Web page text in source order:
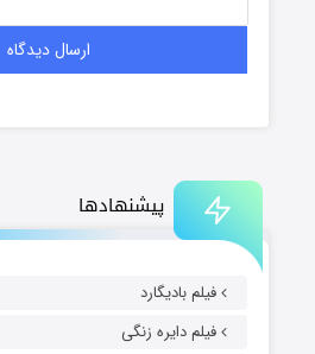
پیشنهادها
فیلم بادیگارد
فیلم دایره زنگی